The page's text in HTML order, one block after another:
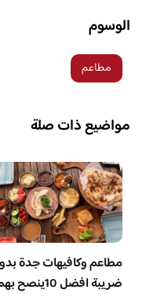
الوسوم
مطاعم
مواضيع ذات صلة
مطاعم وكافيهات جدة
ضريبة افضل 10ينصح بهم